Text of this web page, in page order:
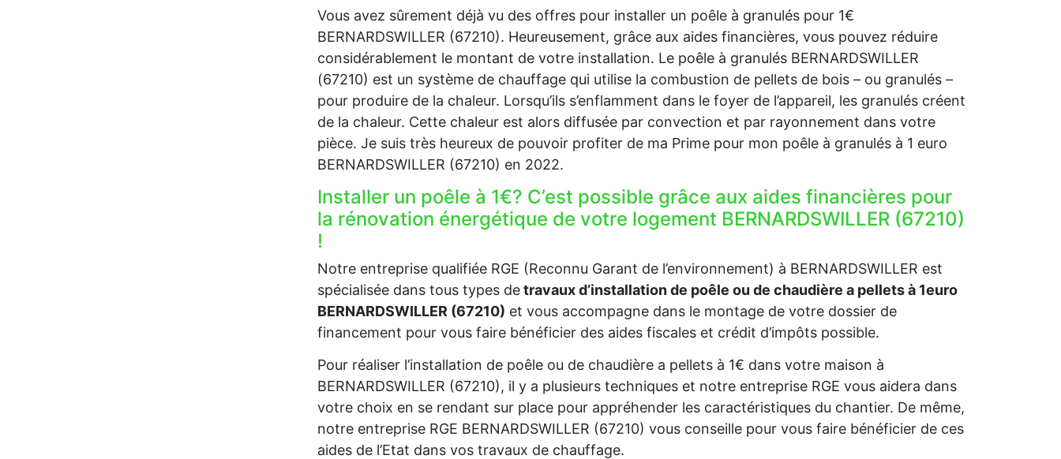
Vous avez sûrement déjà vu des offres pour installer un poêle à granulés pour 1€
BERNARDSWILLER (67210). Heureusement, grâce aux aides financières, vous pouvez réduire
considérablement le montant de votre installation. Le poêle à granulés BERNARDSWILLER
(67210) est un système de chauffage qui utilise la combustion de pellets de bois – ou granulés –
pour produire de la chaleur. Lorsqu’ils s’enflamment dans le foyer de l’appareil, les granulés créent
de la chaleur. Cette chaleur est alors diffusée par convection et par rayonnement dans votre
pièce. Je suis très heureux de pouvoir profiter de ma Prime pour mon poêle à granulés à 1 euro
BERNARDSWILLER (67210) en 2022.
Installer un poêle à 1€? C’est possible grâce aux aides financières pour
la rénovation énergétique de votre logement BERNARDSWILLER (67210)
!
Notre entreprise qualifiée RGE (Reconnu Garant de l’environnement) à BERNARDSWILLER est
spécialisée dans tous types detravaux d’installation de poêle ou de chaudière a pellets à 1euro
BERNARDSWILLER (67210) et vous accompagne dans le montage de votre dossier de
financement pour vous faire bénéficier des aides fiscales et crédit d’impôts possible.
Pour réaliser l’installation de poêle ou de chaudière a pellets à 1€ dans votre maison à
BERNARDSWILLER (67210), il y a plusieurs techniques et notre entreprise RGE vous aidera dans
votre choix en se rendant sur place pour appréhender les caractéristiques du chantier. De même,
notre entreprise RGE BERNARDSWILLER (67210) vous conseille pour vous faire bénéficier de ces
aides de l’Etat dans vos travaux de chauffage.